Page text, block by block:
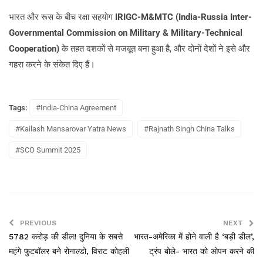
भारत और रूस के बीच रक्षा सहयोग
IRIGC-M&MTC (India-Russia Inter-
Governmental Commission on Military & Military-Technical
Cooperation)के तहत दशकों से मजबूत बना हुआ है, और दोनों देशों ने इसे और
गहरा करने के संकेत दिए हैं।
Tags: #India-China Agreement
#Kailash Mansarovar Yatra News #Rajnath Singh China Talks
#SCO Summit 2025
PREVIOUS
5782 करोड़ की डील! दुनिया के सबसे
महंगे फुटबॉलर बने रोनाल्डो, विराट कोहली
NEXT
भारत-अमेरिका में होने वाली है ‘बड़ी डील’,
ट्रंप बोले- भारत को ओपन करने की